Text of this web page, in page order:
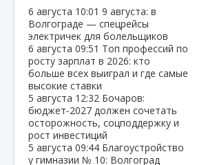
6 августа 10:01 9 августа: в
Волгограде — спецрейсы
электричек для болельщиков
6 августа 09:51 Топ профессий по
росту зарплат в 2026: кто
больше всех выиграл и где самые
высокие ставки
5 августа 12:32 Бочаров:
бюджет‑2027 должен сочетать
осторожность, соцподдержку и
рост инвестиций
5 августа 09:44 Благоустройство
у гимназии № 10: Волгоград